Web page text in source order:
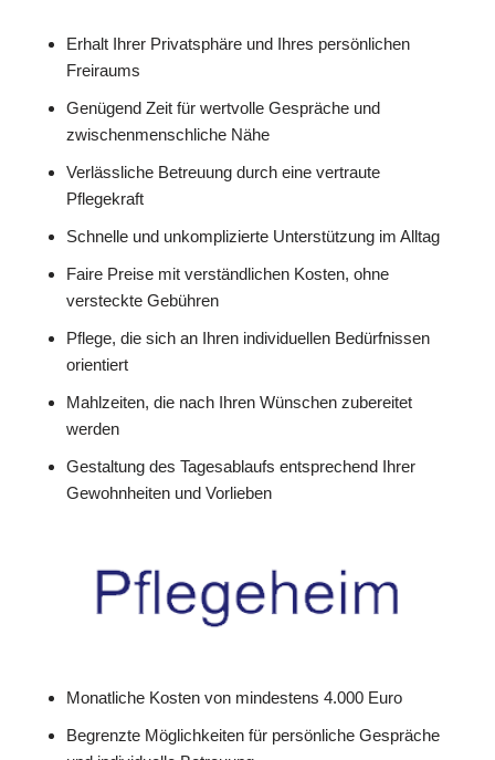
Erhalt Ihrer Privatsphäre und Ihres persönlichen
Freiraums
Genügend Zeit für wertvolle Gespräche und
zwischenmenschliche Nähe
Verlässliche Betreuung durch eine vertraute
Pflegekraft
Schnelle und unkomplizierte Unterstützung im Alltag
Faire Preise mit verständlichen Kosten, ohne
versteckte Gebühren
Pflege, die sich an Ihren individuellen Bedürfnissen
orientiert
Mahlzeiten, die nach Ihren Wünschen zubereitet
werden
Gestaltung des Tagesablaufs entsprechend Ihrer
Gewohnheiten und Vorlieben
Monatliche Kosten von mindestens 4.000 Euro
Begrenzte Möglichkeiten für persönliche Gespräche